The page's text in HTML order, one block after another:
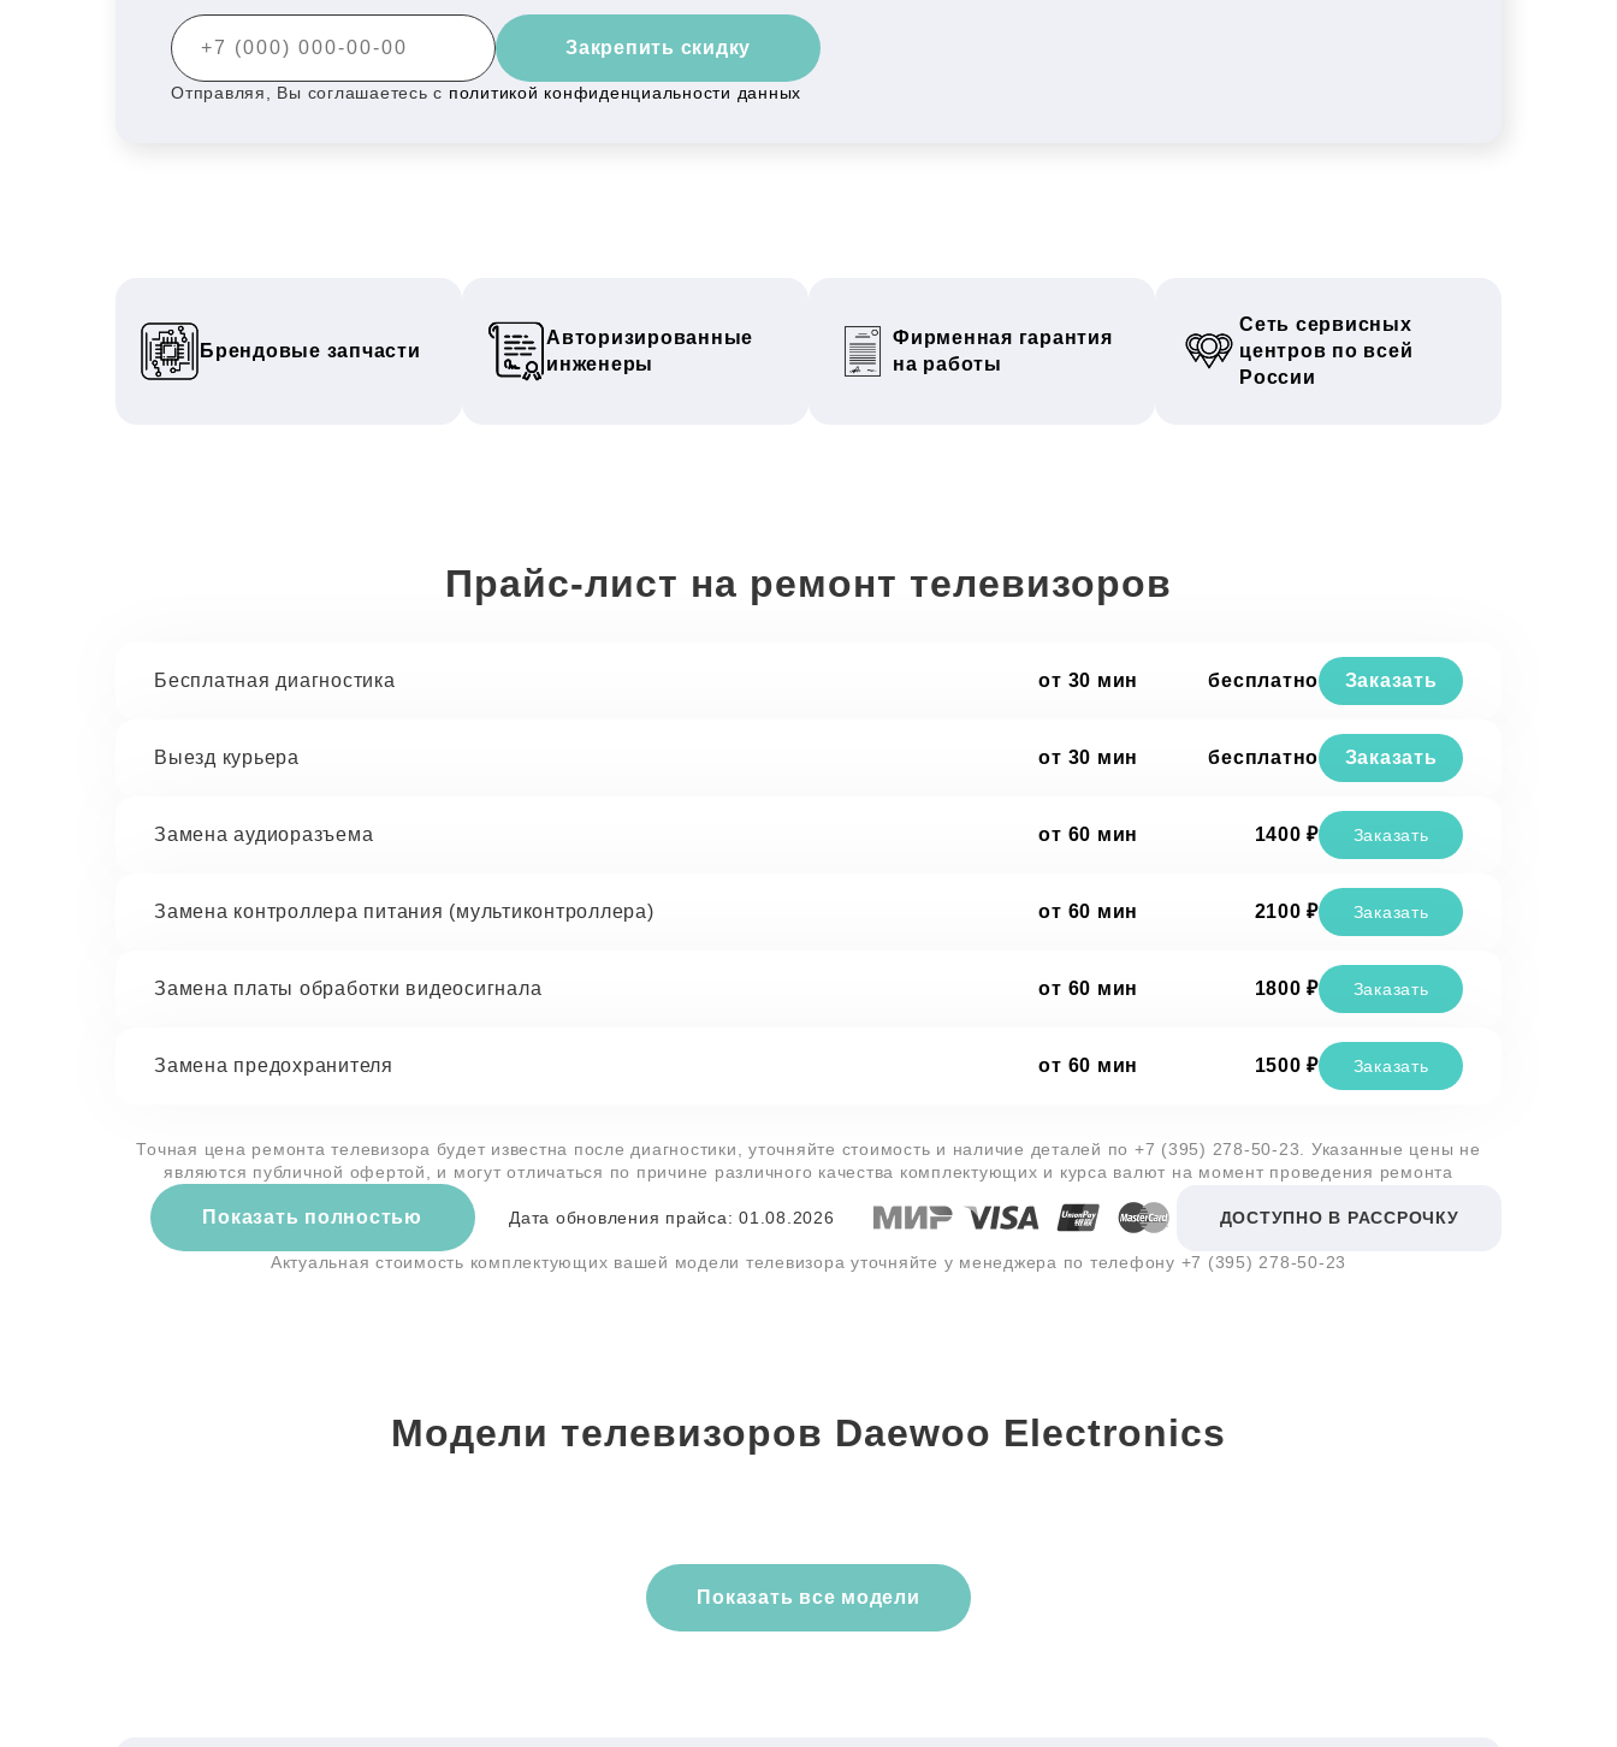
Закрепить скидку
Отправляя, Вы соглашаетесь с политикой конфиденциальности данных
Брендовые запчасти
Авторизированные
инженеры
Фирменная гарантия
на работы
Сеть сервисных
центров по всей
России
Прайс-лист на ремонт телевизоров
Бесплатная диагностика от 30 мин бесплатно Заказать
Выезд курьера от 30 мин бесплатно Заказать
Замена аудиоразъема от 60 мин 1400 ₽ Заказать
Замена контроллера питания (мультиконтроллера) от 60 мин 2100 ₽ Заказать
Замена платы обработки видеосигнала от 60 мин 1800 ₽ Заказать
Замена предохранителя от 60 мин 1500 ₽ Заказать
Точная цена ремонта телевизора будет известна после диагностики, уточняйте стоимость и наличие деталей по +7 (395) 278-50-23 . Указанные цены не
являются публичной офертой, и могут отличаться по причине различного качества комплектующих и курса валют на момент проведения ремонта
Показать полностью Дата обновления прайса: 01.08.2026 ДОСТУПНО В РАССРОЧКУ
Актуальная стоимость комплектующих вашей модели телевизора уточняйте у менеджера по телефону +7 (395) 278-50-23
Модели телевизоров Daewoo Electronics
Показать все модели